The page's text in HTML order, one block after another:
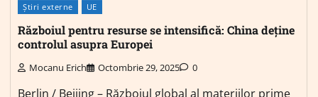
Știri externe UE
Războiul pentru resurse se intensifică: China deține
controlul asupra Europei
Mocanu Erich Octombrie 29, 2025 0
Berlin / Beijing – Războiul global al materiilor prime